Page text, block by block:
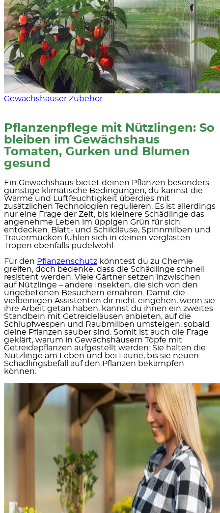
Gewächshäuser Zubehör
Pflanzenpflege mit Nützlingen: So
bleiben im Gewächshaus
Tomaten, Gurken und Blumen
gesund
Ein Gewächshaus bietet deinen Pflanzen besonders
günstige klimatische Bedingungen, du kannst die
Wärme und Luftfeuchtigkeit überdies mit
zusätzlichen Technologien regulieren. Es ist allerdings
nur eine Frage der Zeit, bis kleinere Schädlinge das
angenehme Leben im üppigen Grün für sich
entdecken. Blatt- und Schildläuse, Spinnmilben und
Trauermücken fühlen sich in deinen verglasten
Tropen ebenfalls pudelwohl.
Für den Pflanzenschutz könntest du zu Chemie
greifen, doch bedenke, dass die Schädlinge schnell
resistent werden. Viele Gärtner setzen inzwischen
auf Nützlinge – andere Insekten, die sich von den
ungebetenen Besuchern ernähren. Damit die
vielbeinigen Assistenten dir nicht eingehen, wenn sie
ihre Arbeit getan haben, kannst du ihnen ein zweites
Standbein mit Getreideläusen anbieten, auf die
Schlupfwespen und Raubmilben umsteigen, sobald
deine Pflanzen sauber sind. Somit ist auch die Frage
geklärt, warum in Gewächshäusern Töpfe mit
Getreidepflanzen aufgestellt werden: Sie halten die
Nützlinge am Leben und bei Laune, bis sie neuen
Schädlingsbefall auf den Pflanzen bekämpfen
können.